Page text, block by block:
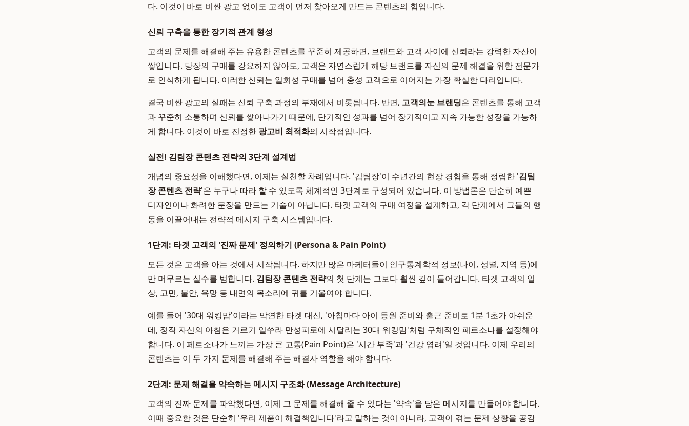
다. 이것이 바로 비싼 광고 없이도 고객이 먼저 찾아오게 만드는 콘텐츠의 힘입니다.
신뢰 구축을 통한 장기적 관계 형성
고객의 문제를 해결해 주는 유용한 콘텐츠를 꾸준히 제공하면, 브랜드와 고객 사이에 신뢰라는 강력한 자산이
쌓입니다. 당장의 구매를 강요하지 않아도, 고객은 자연스럽게 해당 브랜드를 자신의 문제 해결을 위한 전문가
로 인식하게 됩니다. 이러한 신뢰는 일회성 구매를 넘어 충성 고객으로 이어지는 가장 확실한 다리입니다.
결국 비싼 광고의 실패는 신뢰 구축 과정의 부재에서 비롯됩니다. 반면, 고객의눈 브랜딩은 콘텐츠를 통해 고객
과 꾸준히 소통하며 신뢰를 쌓아나가기 때문에, 단기적인 성과를 넘어 장기적이고 지속 가능한 성장을 가능하
게 합니다. 이것이 바로 진정한 광고비 최적화의 시작점입니다.
실전! 김팀장 콘텐츠 전략의 3단계 설계법
개념의 중요성을 이해했다면, 이제는 실천할 차례입니다. '김팀장'이 수년간의 현장 경험을 통해 정립한 '김팀
장 콘텐츠 전략'은 누구나 따라 할 수 있도록 체계적인 3단계로 구성되어 있습니다. 이 방법론은 단순히 예쁜
디자인이나 화려한 문장을 만드는 기술이 아닙니다. 타겟 고객의 구매 여정을 설계하고, 각 단계에서 그들의 행
동을 이끌어내는 전략적 메시지 구축 시스템입니다.
1단계: 타겟 고객의 '진짜 문제' 정의하기 (Persona & Pain Point)
모든 것은 고객을 아는 것에서 시작됩니다. 하지만 많은 마케터들이 인구통계학적 정보(나이, 성별, 지역 등)에
만 머무르는 실수를 범합니다. 김팀장 콘텐츠 전략의 첫 단계는 그보다 훨씬 깊이 들어갑니다. 타겟 고객의 일
상, 고민, 불안, 욕망 등 내면의 목소리에 귀를 기울여야 합니다.
예를 들어 '30대 워킹맘'이라는 막연한 타겟 대신, '아침마다 아이 등원 준비와 출근 준비로 1분 1초가 아쉬운
데, 정작 자신의 아침은 거르기 일쑤라 만성피로에 시달리는 30대 워킹맘'처럼 구체적인 페르소나를 설정해야
합니다. 이 페르소나가 느끼는 가장 큰 고통(Pain Point)은 '시간 부족'과 '건강 염려'일 것입니다. 이제 우리의
콘텐츠는 이 두 가지 문제를 해결해 주는 해결사 역할을 해야 합니다.
2단계: 문제 해결을 약속하는 메시지 구조화 (Message Architecture)
고객의 진짜 문제를 파악했다면, 이제 그 문제를 해결해 줄 수 있다는 '약속'을 담은 메시지를 만들어야 합니다.
이때 중요한 것은 단순히 '우리 제품이 해결책입니다'라고 말하는 것이 아니라, 고객이 겪는 문제 상황을 공감